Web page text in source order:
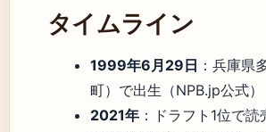
タイムライン
1999年6月29日 ：兵庫県
町）で出生（NPB.jp公式）
2021年 ：ドラフト1位で